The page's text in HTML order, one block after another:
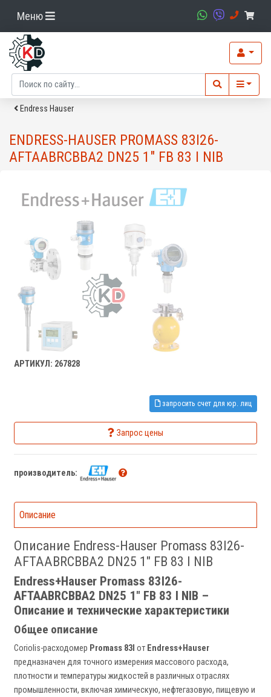
Меню
Endress Hauser
ENDRESS-HAUSER PROMASS 83I26-
AFTAABRCBBA2 DN25 1" FB 83 I NIB
АРТИКУЛ: 267828
запросить счет для юр. лиц
Запрос цены
производитель:
Описание
Описание Endress-Hauser Promass 83I26-
AFTAABRCBBA2 DN25 1" FB 83 I NIB
Endress+Hauser Promass 83I26-
AFTAABRCBBA2 DN25 1" FB 83 I NIB –
Описание и технические характеристики
Общее описание
Coriolis-расходомер Promass 83I от Endress+Hauser
предназначен для точного измерения массового расхода,
плотности и температуры жидкостей в различных отраслях
промышленности, включая химическую, нефтегазовую, пищевую и